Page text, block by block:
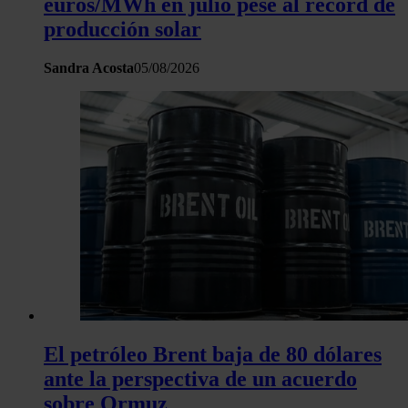
producción solar
Sandra Acosta05/08/2026
El petróleo Brent baja de 80 dólares
ante la perspectiva de un acuerdo
sobre Ormuz